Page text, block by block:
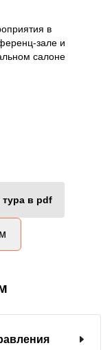
в
зале и
салоне
в pdf